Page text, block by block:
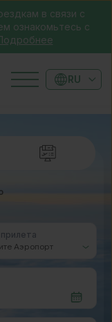
в связи с
ознакомьтесь с
RU